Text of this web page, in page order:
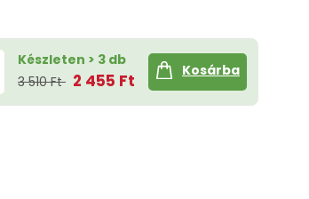
Készleten > 3 db
3 510 Ft 2 455 Ft
Kosárba